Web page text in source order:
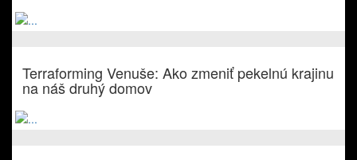
Terraforming Venuše: Ako zmeniť pekelnú krajinu
na náš druhý domov